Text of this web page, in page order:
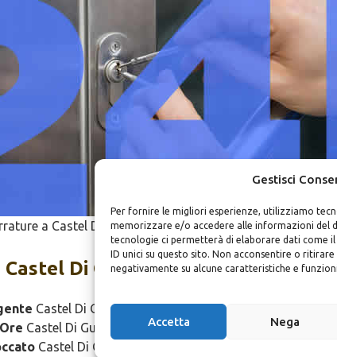
Gestisci
Per fornire le migliori esperienze, utilizziamo
memorizzare e/o accedere alle informazioni del
tecnologie ci permetterà di elaborare dati come
ID unici su questo sito. Non acconsentire o
negativamente su alcune caratteristiche e
Accetta Nega
a Castel Di Guido
Di Guido
Castel Di Guido
Castel Di Guido
Castel Di Guido